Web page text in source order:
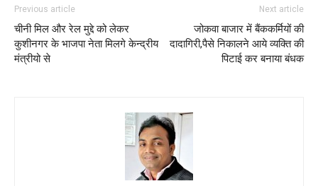
Previous article
चीनी मिल और रेल मुद्दे को लेकर
कुशीनगर के भाजपा नेता मिलगे केन्द्रीय
मंत्रीयो से
Next article
जोकवा बाजार में बैंककर्मियों की
दादागिरी,पैसे निकालने आये व्यक्ति की
पिटाई कर बनाया बंधक